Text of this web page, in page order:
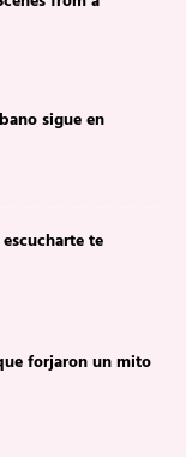
sigue en
te
forjaron un mito